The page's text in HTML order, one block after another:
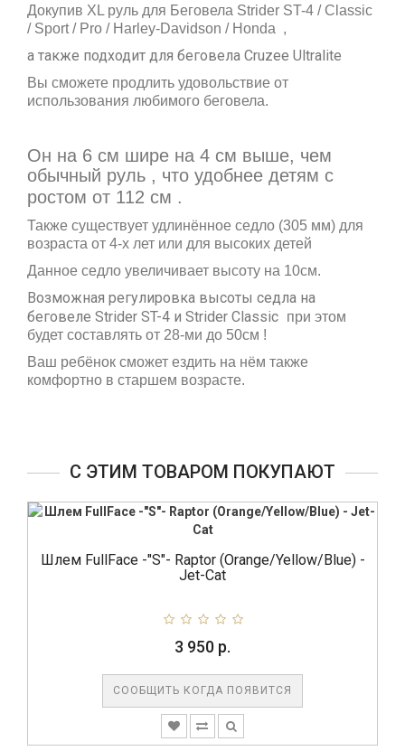
Докупив XL руль для Беговела Strider ST-4 / Classic
/ Sport / Pro / Harley-Davidson / Honda ,
а также подходит для беговела Cruzee Ultralite
Вы сможете продлить удовольствие от
использования любимого беговела.
Он на 6 см шире на 4 см выше, чем
обычный руль , что удобнее детям с
ростом от 112 см .
Также существует удлинённое седло (305 мм) для
возраста от 4-х лет или для высоких детей
Данное седло увеличивает высоту на 10см.
Возможная регулировка высоты седла на
беговеле Strider ST-4 и Strider Classic при этом
будет составлять от 28-ми до 50см !
Ваш ребёнок сможет ездить на нём также
комфортно в старшем возрасте.
С ЭТИМ ТОВАРОМ ПОКУПАЮТ
Шлем FullFace -"S"- Raptor (Orange/Yellow/Blue) -
Jet-Cat
3 950 р.
СООБЩИТЬ КОГДА ПОЯВИТСЯ